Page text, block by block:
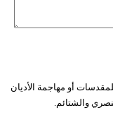
أو مهاجمة الأديان
والشتائم.